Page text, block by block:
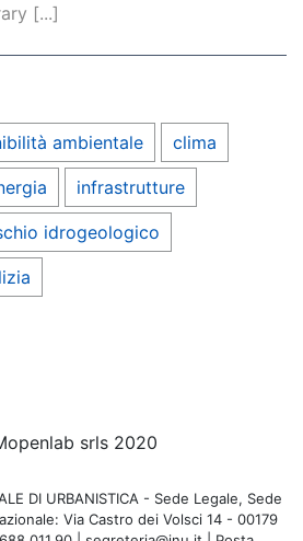
[...]
ambientale clima
infrastrutture
idrogeologico
srls 2020
DI URBANISTICA - Sede Legale, Sede
Via Castro dei Volsci 14 - 00179